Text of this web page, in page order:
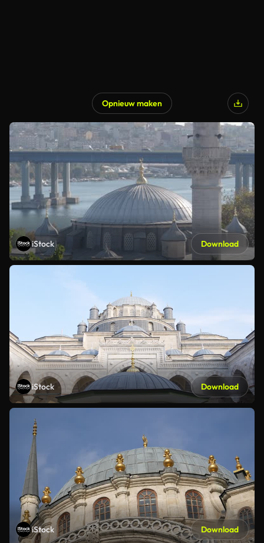
Opnieuw maken
iStock Download
iStock Download
iStock Download